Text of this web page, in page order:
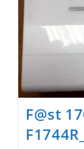
F@st